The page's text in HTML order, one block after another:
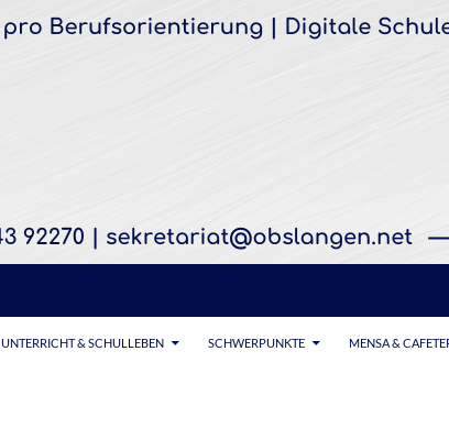
UNTERRICHT & SCHULLEBEN SCHWERPUNKTE MENSA &